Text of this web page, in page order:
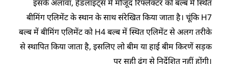
इसके अलावा, हेडलाइट्स में मौजूद रिफ्लेक्टर को बल्ब में स्थित
बीमिंग एलिमेंट के स्थान के साथ संरेखित किया जाता है। चूंकि H7
बल्ब में बीमिंग एलिमेंट को H4 बल्ब में स्थित एलिमेंट से अलग तरीके
से स्थापित किया जाता है, इसलिए लो बीम या हाई बीम किरणें सड़क
पर सही ढंग से निर्देशित नहीं होंगी।